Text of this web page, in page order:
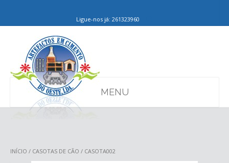
Ligue-nos já: 261323960
MENU
INÍCIO / CASOTAS DE CÃO / CASOTA002